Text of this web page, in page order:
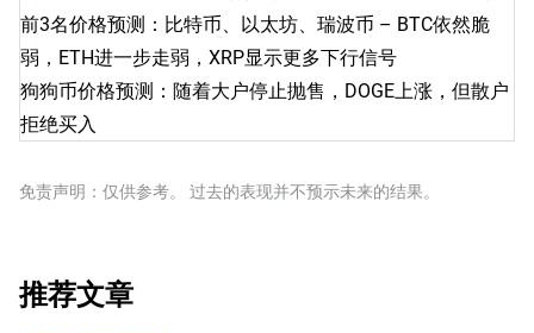
前3名价格预测：比特币、以太坊、瑞波币 – BTC依然脆
弱，ETH进一步走弱，XRP显示更多下行信号
狗狗币价格预测：随着大户停止抛售，DOGE上涨，但散户
拒绝买入
免责声明：仅供参考。 过去的表现并不预示未来的结果。
推荐文章